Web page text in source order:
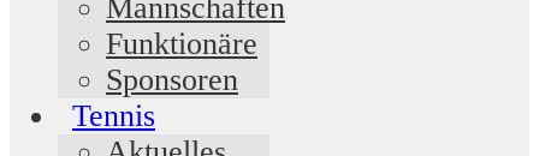
Mannschaften
Funktionäre
Sponsoren
Tennis